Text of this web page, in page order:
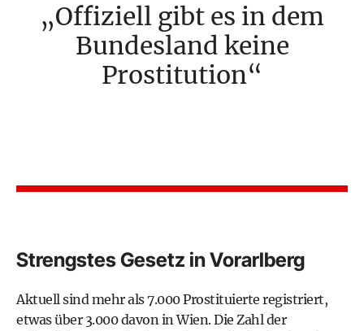
Offiziell gibt es in dem
Bundesland keine
Prostitution
Strengstes Gesetz in Vorarlberg
Aktuell sind mehr als7.000 Prostituierte registriert,
etwas über 3.000 davon in Wien. Die Zahl der